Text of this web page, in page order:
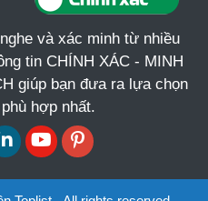
và xác minh từ nhiều
tin CHÍNH XÁC - MINH
giúp bạn đưa ra lựa chọn
hợp nhất.